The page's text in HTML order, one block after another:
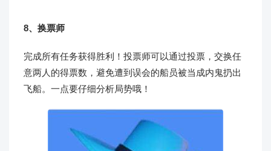
8、换票师
完成所有任务获得胜利！投票师可以通过投票，交换任
意两人的得票数，避免遭到误会的船员被当成内鬼扔出
飞船。一点要仔细分析局势哦！